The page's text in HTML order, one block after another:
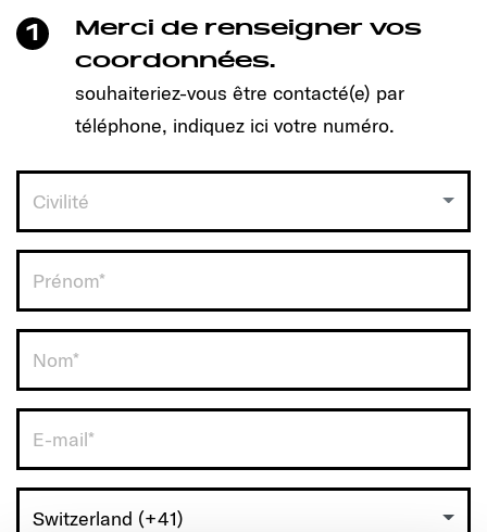
C'est aussi simple que cela
1. Entre la date
2. Sélectionnez le point de vente
3.Notre concessionnaire le plus proche va prendre
1
Merci de renseigner vos
coordonnées.
souhaiteriez-vous être contacté(e) par
téléphone, indiquez ici votre numéro.
Civilité
Switzerland (+41)